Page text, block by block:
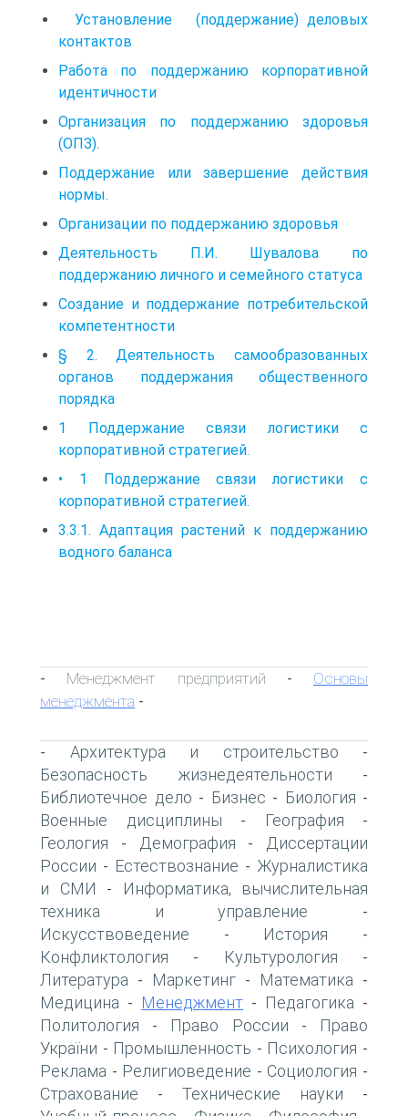
Установление (поддержание) деловых
контактов
Работа по поддержанию корпоративной
идентичности
Организация по поддержанию здоровья
(ОПЗ).
Поддержание или завершение действия
нормы.
Организации по поддержанию здоровья
Деятельность П.И. Шувалова по
поддержанию личного и семейного статуса
Создание и поддержание потребительской
компетентности
§ 2. Деятельность самообразованных
органов поддержания общественного
порядка
1 Поддержание связи логистики с
корпоративной стратегией.
• 1 Поддержание связи логистики с
корпоративной стратегией.
3.3.1. Адаптация растений к поддержанию
водного баланса
- Менеджмент предприятий - Основы
менеджмента -
- Архитектура и строительство -
Безопасность жизнедеятельности -
Библиотечное дело - Бизнес - Биология -
Военные дисциплины - География -
Геология - Демография -
Диссертации
России - Естествознание - Журналистика
и СМИ -
Информатика, вычислительная
техника и управление -
Искусствоведение - История -
Конфликтология - Культурология -
Литература - Маркетинг - Математика -
Медицина - Менеджмент - Педагогика -
Политология - Право России -
Право
України - Промышленность - Психология -
Реклама - Религиоведение - Социология -
Страхование - Технические науки -